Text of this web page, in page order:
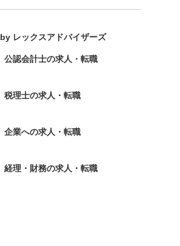
by レックスアドバイザーズ
公認会計士の求人・転職
税理士の求人・転職
企業への求人・転職
経理・財務の求人・転職